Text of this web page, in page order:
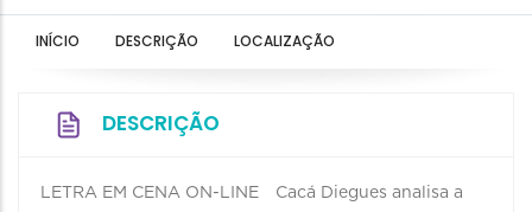
INÍCIO DESCRIÇÃO LOCALIZAÇÃO
DESCRIÇÃO
LETRA EM CENA ON-LINE⠀ Cacá Diegues analisa a